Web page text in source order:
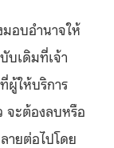
อบอำนาจให้
บเดิมที่เจ้า
ผู้ให้บริการ
จะต้องลบหรือ
ายต่อไปโดย